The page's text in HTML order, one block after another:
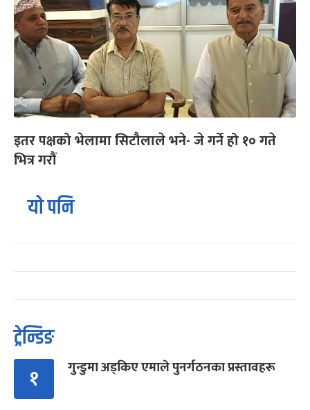
इतर पक्षको भेलामा सिटौलाले भने- जे गर्ने हो १० गते
भित्र गरौं
यो पनि
ट्रेन्डिङ
१ गुन्डुमा अड्किए एमाले पुनर्गठनका प्रस्तावहरू